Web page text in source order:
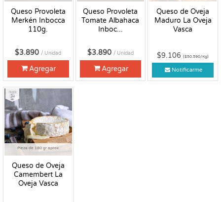
Queso Provoleta
Merkén Inbocca
110g.
$3.890 / Unidad
Agregar
Queso Provoleta
Tomate Albahaca
Inboc...
$3.890 / Unidad
Agregar
Queso de Oveja
Maduro La Oveja
Vasca
$9.106($50.590/Kg)
Notificarme
Pieza de 180 gr aprox
Queso de Oveja
Camembert La
Oveja Vasca
Fresco